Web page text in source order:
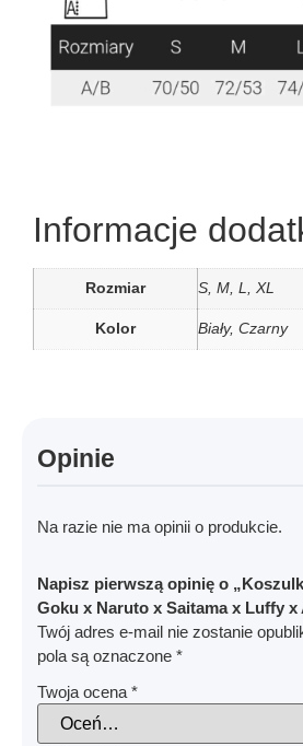
Informacje
Rozmiar S, M, L, XL
Kolor Biały, Czarny
Opinie
Na razie nie ma opinii o produkcie.
Napisz pierwszą opinię o
Goku x Naruto x Saitama x Luffy x
Twój adres e-mail nie zostanie
pola są oznaczone *
Twoja ocena *